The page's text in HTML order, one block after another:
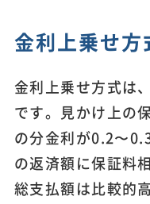
金利上乗せ方
金利上乗せ方式は
です。見かけ上の
の分金利が0.2〜
の返済額に保証料
総支払額は比較的